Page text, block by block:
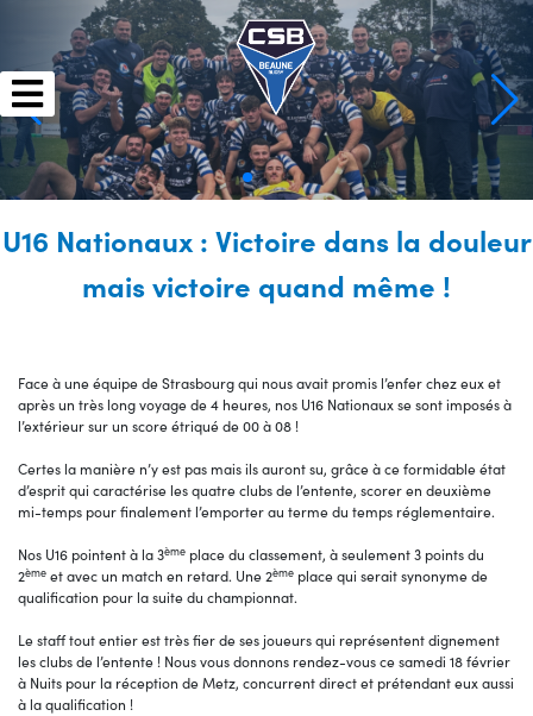
U16 Nationaux : Victoire dans la douleur
mais victoire quand même !
Face à une équipe de Strasbourg qui nous avait promis l’enfer chez eux et
après un très long voyage de 4 heures, nos U16 Nationaux se sont imposés à
l’extérieur sur un score étriqué de 00 à 08 !
Certes la manière n’y est pas mais ils auront su, grâce à ce formidable état
d’esprit qui caractérise les quatre clubs de l’entente, scorer en deuxième
mi-temps pour finalement l’emporter au terme du temps réglementaire.
Nos U16 pointent à la 3ème place du classement, à seulement 3 points du
2ème et avec un match en retard. Une 2ème place qui serait synonyme de
qualification pour la suite du championnat.
Le staff tout entier est très fier de ses joueurs qui représentent dignement
les clubs de l’entente ! Nous vous donnons rendez-vous ce samedi 18 février
à Nuits pour la réception de Metz, concurrent direct et prétendant eux aussi
à la qualification !